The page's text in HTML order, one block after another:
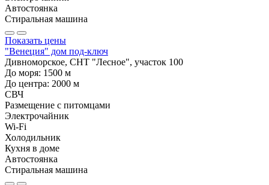
Автостоянка
Стиральная машина
Показать цены
"Венеция" дом под-ключ
Дивноморское, СНТ "Лесное", участок 100
До моря: 1500 м
До центра: 2000 м
СВЧ
Размещение с питомцами
Электрочайник
Wi-Fi
Холодильник
Кухня в доме
Автостоянка
Стиральная машина